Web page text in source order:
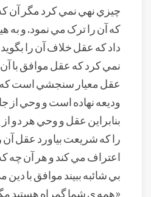
چيزي نهي نمي کرد مگر آن
که آن را ترک مي نمود. و به
داد که عقل خلاف آن را
نمي کرد که عقل موافق با
عقل معيار سنجشي است که
وديعه نهاده است و وحي از
بنابراين عقل و وحي هر دو
را که شريعت بياورد عقل آن
اعتراف مي کند و هر آن چه
بي شائبه ببيند موافق با دين
«همه ي شما گمراه هستيد